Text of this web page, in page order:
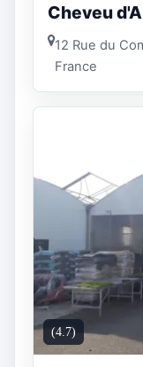
Cheveu
12 Rue du
France
(4.7)